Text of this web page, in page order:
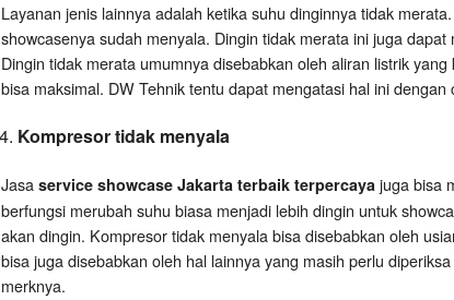
Layanan jenis lainnya adalah ketika suhu dinginnya tidak
showcasenya sudah menyala. Dingin tidak merata ini juga
Dingin tidak merata umumnya disebabkan oleh aliran listrik
bisa maksimal. DW Tehnik tentu dapat mengatasi hal ini
Kompresor tidak menyala
Jasa service showcase Jakarta terbaik terpercaya juga bisa
berfungsi merubah suhu biasa menjadi lebih dingin untuk
akan dingin. Kompresor tidak menyala bisa disebabkan oleh
bisa juga disebabkan oleh hal lainnya yang masih perlu
merknya.